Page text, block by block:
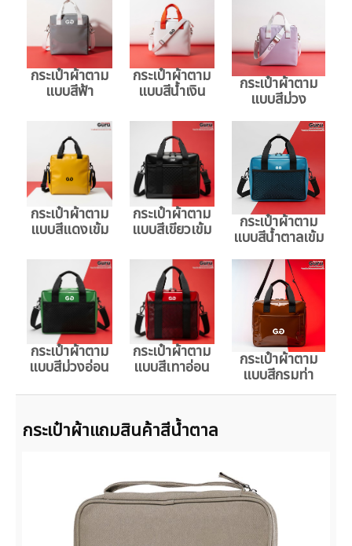
กระเป๋าผ้าตาม
แบบสีฟ้า
กระเป๋าผ้าตาม
แบบสีน้ำเงิน กระเป๋าผ้าตาม
แบบสีม่วง
กระเป๋าผ้าตาม
แบบสีแดงเข้ม
กระเป๋าผ้าตาม
แบบสีเขียวเข้ม กระเป๋าผ้าตาม
แบบสีน้ำตาลเข้ม
กระเป๋าผ้าตาม
แบบสีม่วงอ่อน
กระเป๋าผ้าตาม
แบบสีเทาอ่อน กระเป๋าผ้าตาม
แบบสีกรมท่า
กระเป๋าผ้าแถมสินค้าสีน้ำตาล